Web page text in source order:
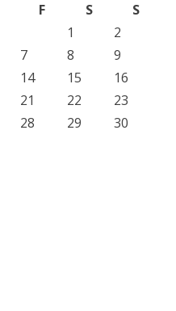
F S
S
1
2
7 8
9
14 15
16
21 22
23
28 29
30